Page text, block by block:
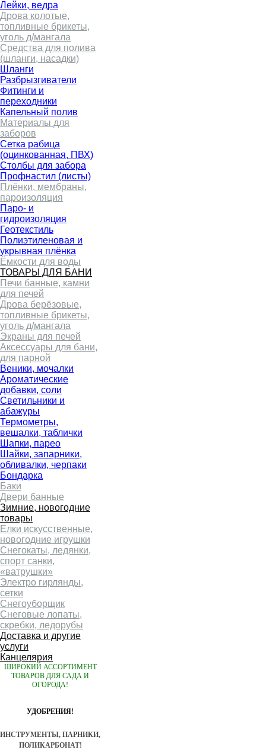
Лейки, ведра
Дрова колотые,
топливные брикеты,
уголь д/мангала
Средства для полива
(шланги, насадки)
Шланги
Разбрызгиватели
Фитинги и
переходники
Капельный полив
Материалы для
заборов
Сетка рабица
(оцинкованная, ПВХ)
Столбы для забора
Профнастил (листы)
Плёнки, мембраны,
пароизоляция
Паро- и
гидроизоляция
Геотекстиль
Полиэтиленовая и
укрывная плёнка
Ёмкости для воды
ТОВАРЫ ДЛЯ БАНИ
Печи банные, камни
для печей
Дрова берёзовые,
топливные брикеты,
уголь д/мангала
Экраны для печей
Аксессуары для бани,
для парной
Веники, мочалки
Ароматические
добавки, соли
Светильники и
абажуры
Термометры,
вешалки, таблички
Шапки, парео
Шайки, запарники,
обливалки, черпаки
Бондарка
Баки
Двери банные
Зимние, новогодние
товары
Елки искусственные,
новогодние игрушки
Снегокаты, ледянки,
спорт санки,
«ватрушки»
Электро гирлянды,
сетки
Снегоуборщик
Снеговые лопаты,
скребки, ледорубы
Доставка и другие
услуги
Канцелярия
ШИРОКИЙ АССОРТИМЕНТ
ТОВАРОВ ДЛЯ САДА И
ОГОРОДА!
УДОБРЕНИЯ!
ИНСТРУМЕНТЫ, ПАРНИКИ,
ПОЛИКАРБОНАТ!